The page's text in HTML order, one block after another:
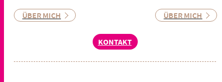
ÜBER MICH ÜBER MICH
KONTAKT